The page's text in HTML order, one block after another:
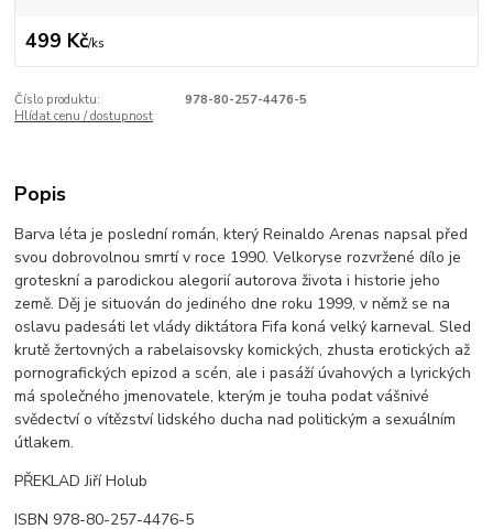
499 Kč/ks
Číslo produktu:
978-80-257-4476-5
Hlídat cenu / dostupnost
Popis
Barva léta je poslední román, který Reinaldo Arenas napsal před
svou dobrovolnou smrtí v roce 1990. Velkoryse rozvržené dílo je
groteskní a parodickou alegorií autorova života i historie jeho
země. Děj je situován do jediného dne roku 1999, v němž se na
oslavu padesáti let vlády diktátora Fifa koná velký karneval. Sled
krutě žertovných a rabelaisovsky komických, zhusta erotických až
pornografických epizod a scén, ale i pasáží úvahových a lyrických
má společného jmenovatele, kterým je touha podat vášnivé
svědectví o vítězství lidského ducha nad politickým a sexuálním
útlakem.
PŘEKLAD Jiří Holub
ISBN 978-80-257-4476-5